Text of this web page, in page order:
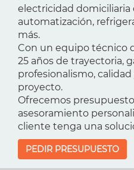
electricidad domiciliaria
automatización,
más.
Con un equipo técnico
25 años de trayectoria,
profesionalismo,
proyecto.
Ofrecemos
asesoramiento
cliente tenga una
PEDIR PRESUPUESTO